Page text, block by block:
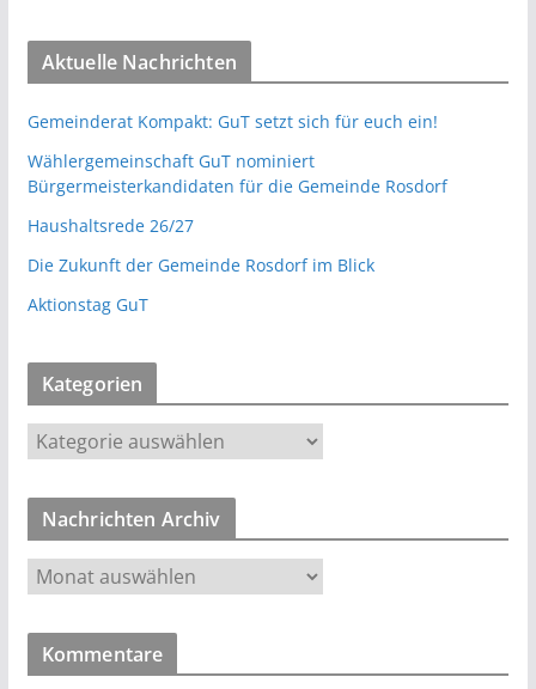
Aktuelle Nachrichten
Gemeinderat Kompakt: GuT setzt sich für euch ein!
Wählergemeinschaft GuT nominiert
Bürgermeisterkandidaten für die Gemeinde Rosdorf
Haushaltsrede 26/27
Die Zukunft der Gemeinde Rosdorf im Blick
Aktionstag GuT
Kategorien
a
t
g
e
Nachrichten Archiv
N
a
c
Kommentare